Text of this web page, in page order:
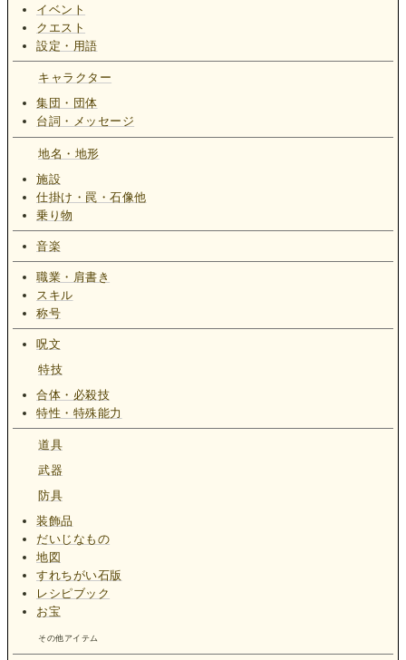
イベント
クエスト
設定・用語
キャラクター
集団・団体
台詞・メッセージ
地名・地形
施設
仕掛け・罠・石像他
乗り物
音楽
職業・肩書き
スキル
称号
呪文
特技
合体・必殺技
特性・特殊能力
道具
武器
防具
装飾品
だいじなもの
地図
すれちがい石版
レシピブック
お宝
その他アイテム